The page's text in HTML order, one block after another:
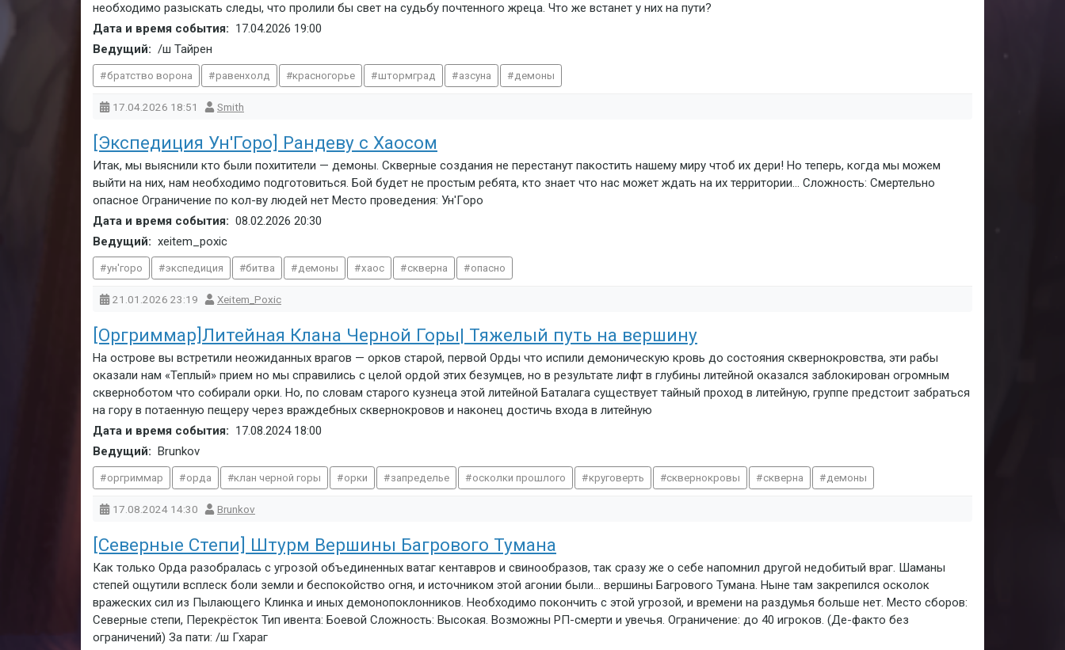
необходимо разыскать следы, что пролили бы свет на судьбу почтенного жреца. Что же встанет у них на пути?
Дата и время события: 17.04.2026 19:00
Ведущий: /ш Тайрен
братство ворона равенхолд красногорье штормград азсуна демоны
17.04.2026 18:51 Smith
[Экспедиция Ун'Горо] Рандеву с Хаосом
Итак, мы выяснили кто были похитители — демоны. Скверные создания не перестанут пакостить нашему миру чтоб их дери! Но теперь, когда мы можем
выйти на них, нам необходимо подготовиться. Бой будет не простым ребята, кто знает что нас может ждать на их территории… Сложность: Смертельно
опасное Ограничение по кол-ву людей нет Место проведения: Ун'Горо
Дата и время события: 08.02.2026 20:30
Ведущий: xeitem_poxic
ун'горо экспедиция битва демоны хаос скверна опасно
21.01.2026 23:19 Xeitem_Poxic
[Оргриммар]Литейная Клана Черной Горы| Тяжелый путь на вершину
На острове вы встретили неожиданных врагов — орков старой, первой Орды что испили демоническую кровь до состояния сквернокровства, эти рабы
оказали нам «Теплый» прием но мы справились с целой ордой этих безумцев, но в результате лифт в глубины литейной оказался заблокирован огромным
скверноботом что собирали орки. Но, по словам старого кузнеца этой литейной Баталага существует тайный проход в литейную, группе предстоит забраться
на гору в потаенную пещеру через враждебных сквернокровов и наконец достичь входа в литейную
Дата и время события: 17.08.2024 18:00
Ведущий: Brunkov
оргриммар орда клан черной горы орки запределье осколки прошлого круговерть сквернокровы скверна демоны
17.08.2024 14:30 Brunkov
[Северные Степи] Штурм Вершины Багрового Тумана
Как только Орда разобралась с угрозой объединенных ватаг кентавров и свинообразов, так сразу же о себе напомнил другой недобитый враг. Шаманы
степей ощутили всплеск боли земли и беспокойство огня, и источником этой агонии были… вершины Багрового Тумана. Ныне там закрепился осколок
вражеских сил из Пылающего Клинка и иных демонопоклонников. Необходимо покончить с этой угрозой, и времени на раздумья больше нет. Место сборов:
Северные степи, Перекрёсток Тип ивента: Боевой Сложность: Высокая. Возможны РП-смерти и увечья. Ограничение: до 40 игроков. (Де-факто без
ограничений) За пати: /ш Гхараг